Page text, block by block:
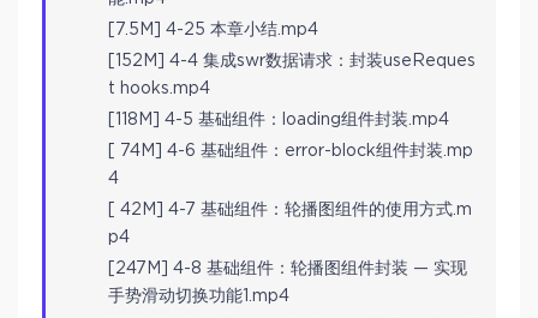
[7.5M] 4-25 本章小结.mp4
[152M] 4-4 集成swr数据请求：封装useReques
t hooks.mp4
[118M] 4-5 基础组件：loading组件封装.mp4
[ 74M] 4-6 基础组件：error-block组件封装.mp
4
[ 42M] 4-7 基础组件：轮播图组件的使用方式.m
p4
[247M] 4-8 基础组件：轮播图组件封装 — 实现
手势滑动切换功能1.mp4